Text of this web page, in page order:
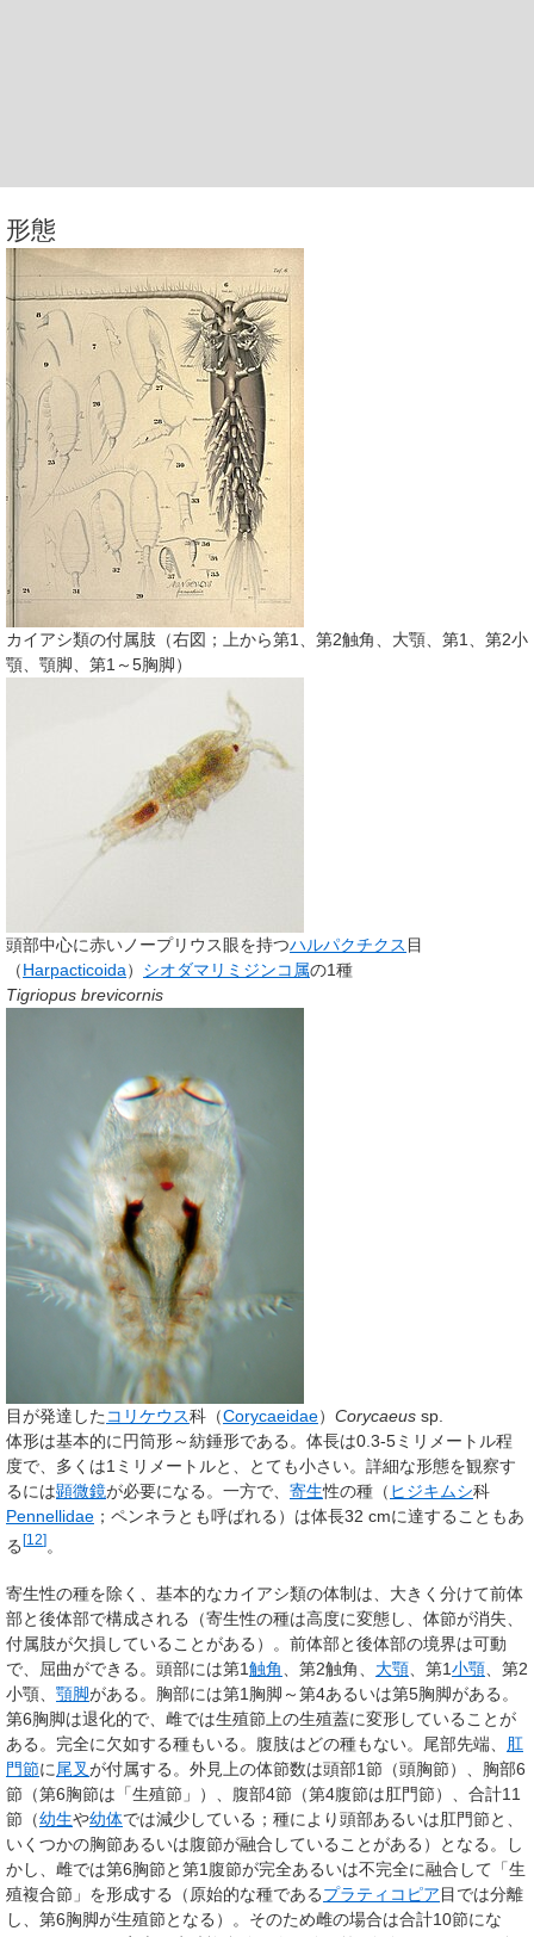
形態
カイアシ類の付属肢（右図；上から第1、第2触角、大顎、第1、第2小
顎、顎脚、第1～5胸脚）
頭部中心に赤いノープリウス眼を持つハルパクチクス 目
（Harpacticoida） シオダマリミジンコ属の1種
Tigriopus brevicornis
目が発達した コリケウス科（Corycaeidae） Corycaeus sp.
体形は基本的に円筒形～紡錘形である。体長は0.3-5ミリメートル程
度で、多くは1ミリメートルと、とても小さい。詳細な形態を観察す
るには顕微鏡が必要になる。一方で、 寄生性の種（ ヒジキムシ科
Pennellidae ；ペンネラとも呼ばれる）は体長32 cmに達することもあ
る [12] 。
寄生性の種を除く、基本的なカイアシ類の体制は、大きく分けて前体
部と後体部で構成される（寄生性の種は高度に変態し、体節が消失、
付属肢が欠損していることがある）。前体部と後体部の境界は可動
で、屈曲ができる。頭部には第1触角 第2触角 大顎 第1小顎
第2
小顎
顎脚がある。胸部には第1 胸脚 ～第4あるいは第5胸脚がある。
第6胸脚は退化的で、雌では生殖節上の生殖蓋に変形していることが
ある。完全に欠如する種もいる。腹肢はどの種もない。尾部先端、 肛
門節に尾叉が付属する。外見上の体節数は頭部1節（頭胸節）、胸部6
節（第6胸節は「生殖節」）、腹部4節（第4腹節は肛門節）、合計11
節（幼生や幼体では減少している；種により頭部あるいは肛門節と、
いくつかの胸節あるいは腹節が融合していることがある）となる。し
かし、雌では第6胸節と第1腹節が完全あるいは不完全に融合して「生
殖複合節 」を形成する（原始的な種であるプラティコピア目では分離
し、第6胸脚が生殖節となる）。そのため雌の場合は合計10節にな